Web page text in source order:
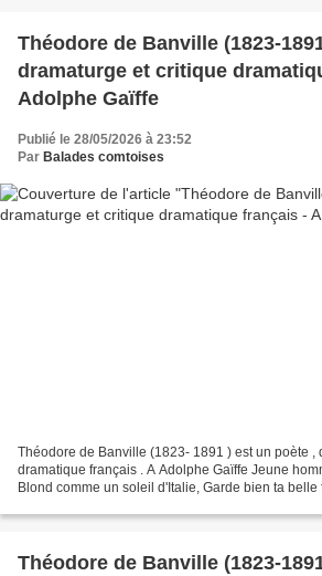
Théodore de Banville (1823-
dramaturge et critique
Adolphe Gaïffe
Publié le 28/05/2026 à 23:52
Par Balades comtoises
Théodore de Banville (1823- 1891 ) est un poète ,
dramatique français . A Adolphe Gaïffe Jeune
Blond comme un soleil d'Italie, Garde bien ta
Théodore de Banville (1823-